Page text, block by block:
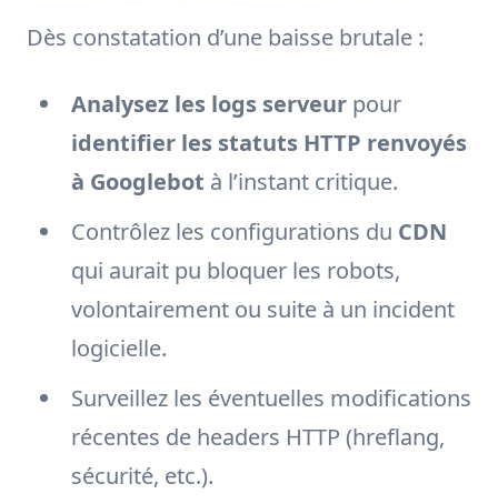
Dès constatation d’une baisse brutale :
Analysez les logs serveur pour
identifier les statuts HTTP renvoyés
à Googlebot à l’instant critique.
Contrôlez les configurations du CDN
qui aurait pu bloquer les robots,
volontairement ou suite à un incident
logicielle.
Surveillez les éventuelles modifications
récentes de headers HTTP (hreflang,
sécurité, etc.).